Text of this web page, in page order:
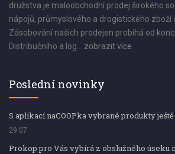
družstva je maloobchodní prodej širokého
nápojů, průmyslového a drogistického zboží
Zásobování našich prodejen probíhá od
Distribučního a log... zobrazit více
Poslední novinky
S aplikací naCOOPka vybrané produkty
29.07
Prokop pro Vás vybírá z obslužného úseku